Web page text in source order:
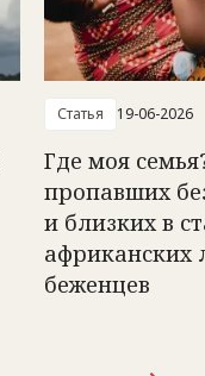
Статья 19-06-2026
Где моя
пропавших
и близких в
африканских
беженцев